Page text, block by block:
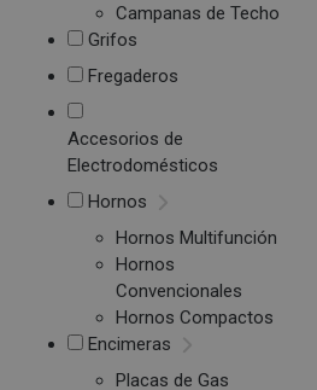
Campanas de Techo
Grifos
Fregaderos
Accesorios de
Electrodomésticos
Hornos
Hornos Multifunción
Hornos
Convencionales
Hornos Compactos
Encimeras
Placas de Gas